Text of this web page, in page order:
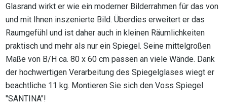
Glasrand wirkt er wie ein moderner Bilderrahmen für das von
und mit Ihnen inszenierte Bild. Überdies erweitert er das
Raumgefühl und ist daher auch in kleinen Räumlichkeiten
praktisch und mehr als nur ein Spiegel. Seine mittelgroßen
Maße von B/H ca. 80 x 60 cm passen an viele Wände. Dank
der hochwertigen Verarbeitung des Spiegelglases wiegt er
beachtliche 11 kg. Montieren Sie sich den Voss Spiegel
"SANTINA"!